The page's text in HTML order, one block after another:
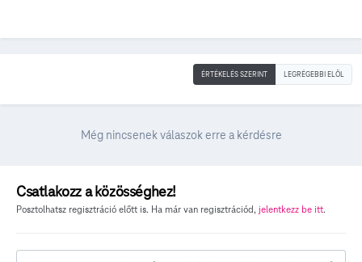
ÉRTÉKELÉS SZERINT LEGRÉGEBBI ELÖL
Még nincsenek válaszok erre a kérdésre
Csatlakozz a közösséghez!
Posztolhatsz regisztráció előtt is. Ha már van regisztrációd, jelentkezz be itt.